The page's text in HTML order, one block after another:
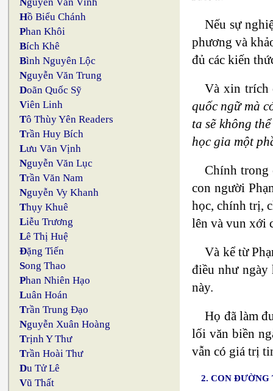
Hồ Biểu Chánh
Phan Khôi
Bích Khê
Bình Nguyên Lộc
Nguyễn Văn Trung
Doãn Quốc Sỹ
Viên Linh
Tô Thùy Yên Readers
Trần Huy Bích
Lưu Văn Vịnh
Nguyễn Văn Lục
Trần Văn Nam
Nguyễn Vy Khanh
Thụy Khuê
Liễu Trương
Lê Thị Huệ
Đặng Tiến
Song Thao
Phan Nhiên Hạo
Luân Hoán
Trần Trung Đạo
Nguyễn Xuân Hoàng
Trịnh Y Thư
Trần Hoài Thư
Du Tử Lê
Vũ Thất
Nếu sự
phương và
đủ các kiến
Và xin trích
quốc ngữ mà
ta sẽ không
học gia một
Chính trong
con người
học, chính trị,
lên và vun xới
Và kể từ
điều như ngày
này.
Họ đã làm
lối văn biền
vẫn có giá trị
2. CON ĐƯỜNG